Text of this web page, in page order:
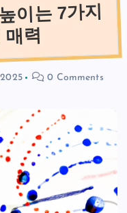
이는 7가지
력
0 Comments